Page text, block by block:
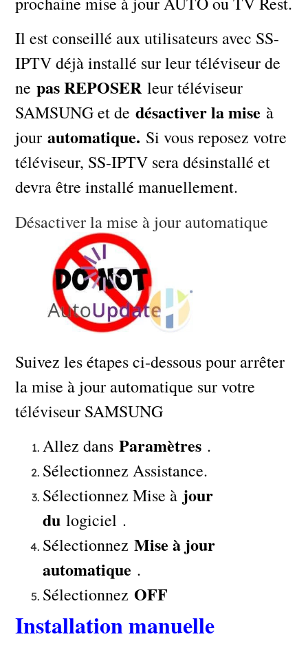
Il est conseillé aux utilisateurs avec SS-
IPTV déjà installé sur leur téléviseur de
nepas REPOSERleur téléviseur
SAMSUNG et dedésactiver la mise à
jourautomatique. Si vous reposez votre
téléviseur, SS-IPTV sera désinstallé et
devra être installé manuellement.
Désactiver la mise à jour automatique
Suivez les étapes ci-dessous pour arrêter
la mise à jour automatique sur votre
téléviseur SAMSUNG
Allez dansParamètres .
Sélectionnez Assistance.
Sélectionnez Mise à jour
du logiciel .
SélectionnezMise à jour
automatique .
SélectionnezOFF
Installation manuelle